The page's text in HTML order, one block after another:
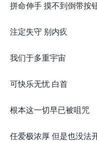
拼命伸手 摸不到倒带按
注定失守 别内疚
我们于多重宇宙
可快乐无忧 白首
根本这一切早已被咀咒
任爱极浓厚 但是也没法